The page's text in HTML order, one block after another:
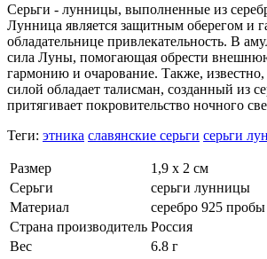
Серьги - лунницы, выполненные из
Лунница является защитным оберегом и
обладательнице привлекательность. В
сила Луны, помогающая обрести
гармонию и очарование. Также,
силой обладает талисман, созданный из
притягивает покровительство ночного
Теги: этника славянские серьги серьги
Размер
1,9 х 2 см
Серьги
серьги лунницы
Материал
серебро 925 пробы
Страна производитель Россия
Вес
6.8 г